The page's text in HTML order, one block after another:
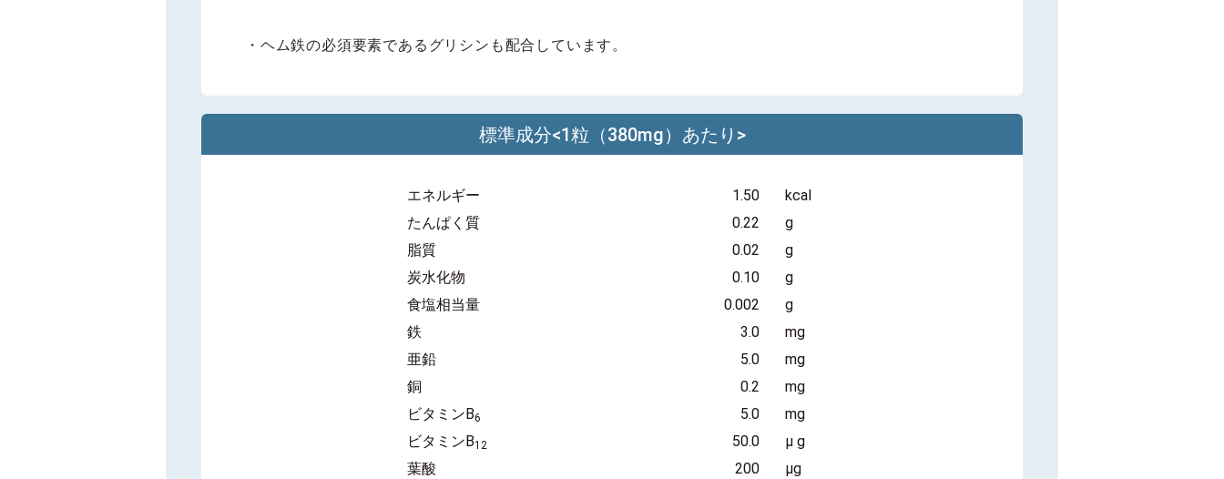
・ヘム鉄の必須要素であるグリシンも配合しています。
標準成分<1粒（380mg）あたり>
エネルギー 1.50
kcal
たんぱく質
0.22
g
脂質
0.02
g
炭水化物
0.10
g
食塩相当量
0.002
g
鉄
3.0
mg
亜鉛
5.0
mg
銅
0.2
mg
ビタミンB6 5.0
mg
ビタミンB12 50.0
µ g
葉酸
200 µg